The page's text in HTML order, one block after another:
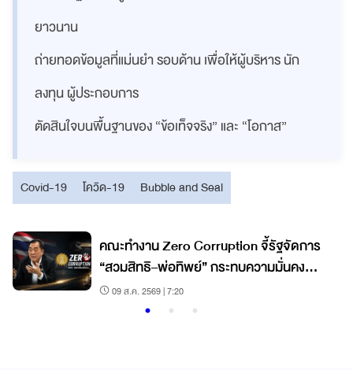
ยาวนาน
ถ่ายทอดข้อมูลที่แม่นยำ รอบด้าน เพื่อให้ผู้บริหาร นัก
ลงทุน ผู้ประกอบการ
ตัดสินใจบนพื้นฐานของ “ข้อเท็จจริง” และ “โอกาส”
Covid-19 โควิด-19 Bubble and Seal
คณะทำงาน Zero Corruption จี้รัฐจัดการ
“สวมสิทธิ–พ่อทิพย์” กระทบความมั่นคง
ทางเศรษฐกิจ
09 ส.ค. 2569 | 7:20